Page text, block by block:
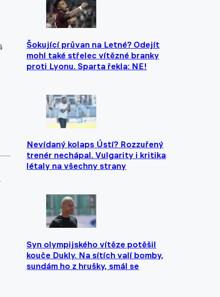
Šokující průvan na Letné? Odejít
mohl také střelec vítězné branky
proti Lyonu. Sparta řekla: NE!
Nevídaný kolaps Ústí? Rozzuřený
trenér nechápal. Vulgarity i kritika
létaly na všechny strany
Syn olympijského vítěze potěšil
kouče Dukly. Na sítích valí bomby,
sundám ho z hrušky, smál se